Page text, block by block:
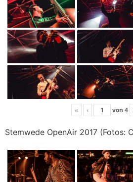
« ‹ von 4
Stemwede OpenAir 2017 (Fotos: